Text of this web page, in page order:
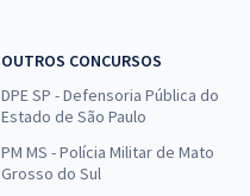
OUTROS CONCURSOS
DPE SP - Defensoria Pública do
Estado de São Paulo
PM MS - Polícia Militar de Mato
Grosso do Sul